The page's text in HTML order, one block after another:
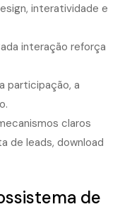
interatividade e
interação reforça
participação, a
claros
de leads, download
de